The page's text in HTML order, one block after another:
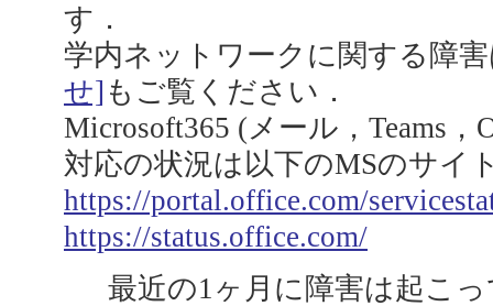
す．
学内ネットワークに関する障
せ] もご覧ください．
Microsoft365 (メール，Teams
対応の状況は以下のMSのサイ
https://portal.office.com/
https://status.office.com/
最近の1ヶ月に障害は起こ